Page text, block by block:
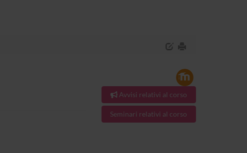
Avvisi relativi al corso
Seminari relativi al corso